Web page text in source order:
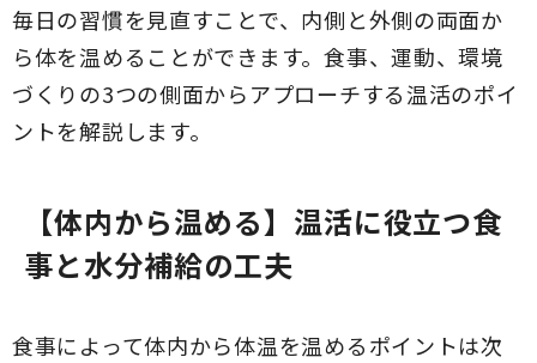
毎日の習慣を見直すことで、内側と外側の両面か
ら体を温めることができます。食事、運動、環境
づくりの3つの側面からアプローチする温活のポイ
ントを解説します。
【体内から温める】温活に役立つ食
事と水分補給の工夫
食事によって体内から体温を温めるポイントは次